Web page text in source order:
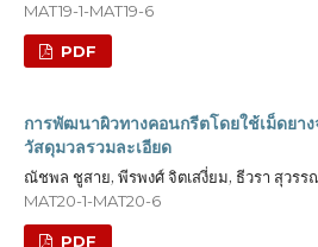
MAT19-1-MAT19-6
PDF
การพัฒนาผิวทางคอนกรีตโดยใช้เม็ดยา
วัสดุมวลรวมละเอียด
ณัชพล ชูสาย, พีรพงศ์ จิตเสงี่ยม, ธีวรา สุวรร
MAT20-1-MAT20-6
PDF